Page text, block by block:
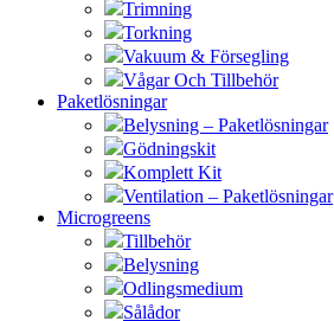
Trimning
Torkning
Vakuum & Försegling
Vågar Och Tillbehör
Paketlösningar
Belysning – Paketlösningar
Gödningskit
Komplett Kit
Ventilation – Paketlösningar
Microgreens
Tillbehör
Belysning
Odlingsmedium
Sålådor